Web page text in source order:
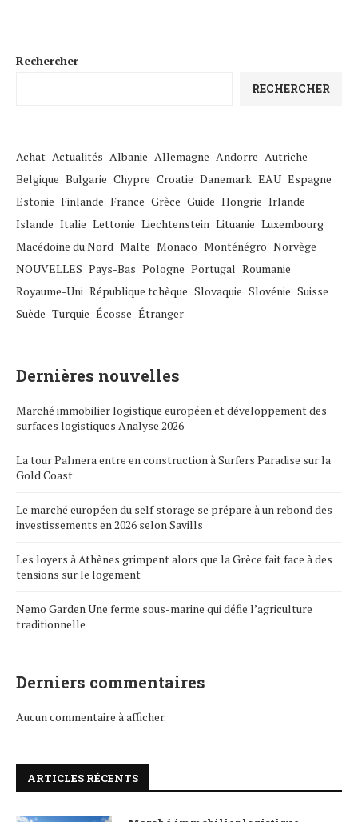
Rechercher
RECHERCHER
Achat Actualités Albanie Allemagne Andorre Autriche
Belgique Bulgarie Chypre Croatie Danemark EAU Espagne
Estonie Finlande France Grèce Guide Hongrie Irlande
Islande Italie Lettonie Liechtenstein Lituanie Luxembourg
Macédoine du Nord Malte Monaco Monténégro Norvège
NOUVELLES Pays-Bas Pologne Portugal Roumanie
Royaume-Uni République tchèque Slovaquie Slovénie Suisse
Suède Turquie Écosse Étranger
Dernières nouvelles
Marché immobilier logistique européen et développement des
surfaces logistiques Analyse 2026
La tour Palmera entre en construction à Surfers Paradise sur la
Gold Coast
Le marché européen du self storage se prépare à un rebond des
investissements en 2026 selon Savills
Les loyers à Athènes grimpent alors que la Grèce fait face à des
tensions sur le logement
Nemo Garden Une ferme sous-marine qui défie l’agriculture
traditionnelle
Derniers commentaires
Aucun commentaire à afficher.
ARTICLES RÉCENTS